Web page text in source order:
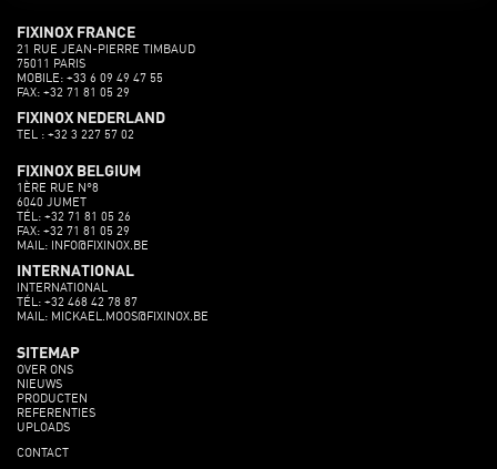
FIXINOX FRANCE
21 RUE JEAN-PIERRE TIMBAUD
75011 PARIS
MOBILE: +33 6 09 49 47 55
FAX: +32 71 81 05 29
FIXINOX NEDERLAND
TEL : +32 3 227 57 02
FIXINOX BELGIUM
1ÈRE RUE N°8
6040 JUMET
TÉL: +32 71 81 05 26
FAX: +32 71 81 05 29
MAIL: INFO@FIXINOX.BE
INTERNATIONAL
INTERNATIONAL
TÉL: +32 468 42 78 87
MAIL: MICKAEL.MOOS@FIXINOX.BE
SITEMAP
OVER ONS
NIEUWS
PRODUCTEN
REFERENTIES
UPLOADS
CONTACT